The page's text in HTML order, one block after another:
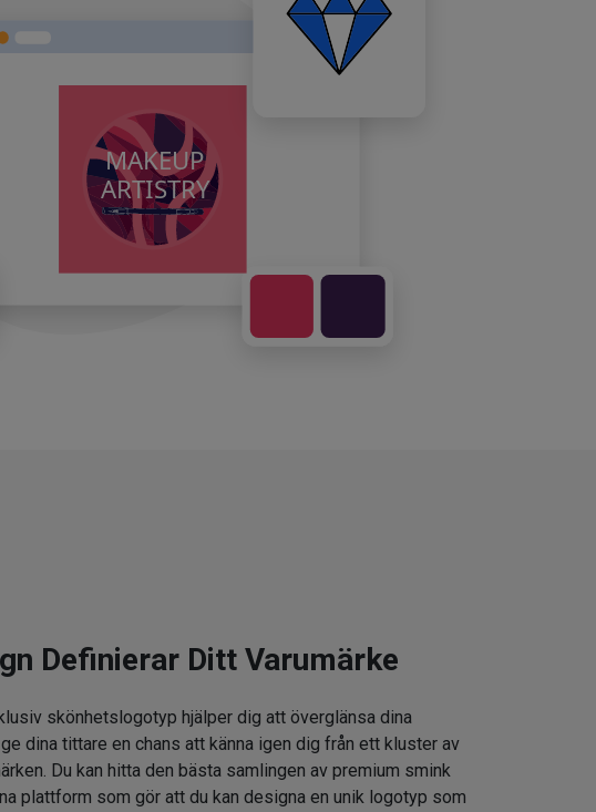
Definierar Ditt Varumärke
skönhetslogotyp hjälper dig att överglänsa dina
dina tittare en chans att känna igen dig från ett kluster av
Du kan hitta den bästa samlingen av premium smink
plattform som gör att du kan designa en unik logotyp som